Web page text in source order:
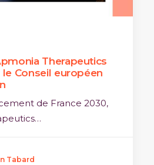
Therapeutics
Conseil européen
de France 2030,
Tabard